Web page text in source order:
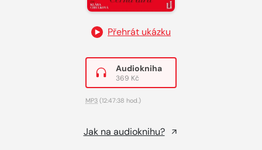
Přehrát ukázku
Audiokniha
369 Kč
MP3 (12:47:38 hod.)
Jak na audioknihu?